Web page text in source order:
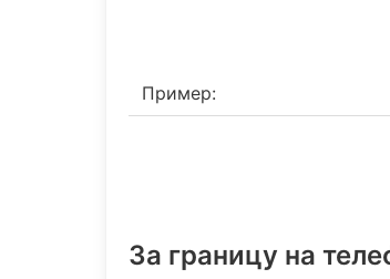
Пример:
За границу на